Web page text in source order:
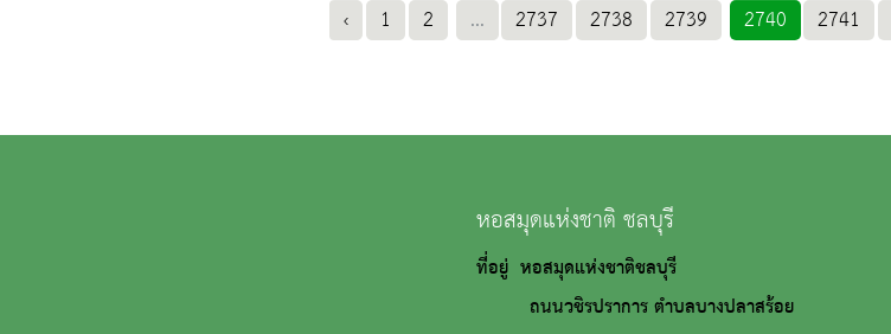
‹ 1 2 ... 2737 2738 2739 2740 2741
หอสมุดแห่งชาติ ชลบุรี
ที่อยู่ หอสมุดแห่งชาติชลบุรี
ถนนวชิรปราการ ตำบลบางปลาสร้อย